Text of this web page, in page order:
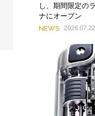
し、期間限定の
ナにオープン
NEWS 2026.07.22